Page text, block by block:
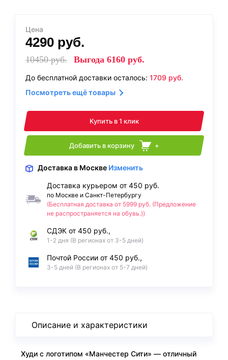
Цена
4290 руб.
10450руб. Выгода 6160 руб.
До бесплатной доставки осталось: 1709 руб.
Посмотреть ещё товары
Купить в 1 клик
Добавить в корзину +
Доставка в Москве Изменить
Доставка курьером от 450 руб.
по Москве и Санкт-Петербургу
(Бесплатная доставка от 5999 руб. (Предложение
не распространяется на обувь.))
СДЭК от 450 руб.,
1-2 дня (В регионах от 3-5 дней)
Почтой России от 450 руб.,
3-5 дней (В регионах от 5-7 дней)
Описание и характеристики
Худи с логотипом «Манчестер Сити» — отличный